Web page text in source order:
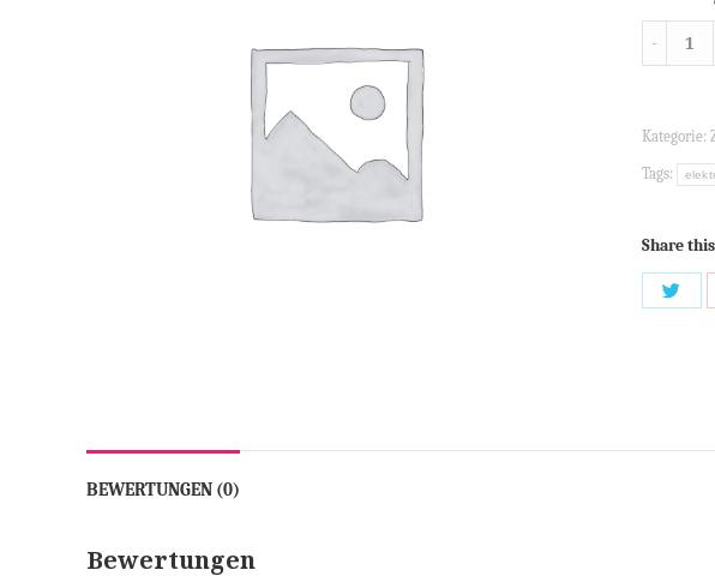
Menge
Kategorie:
Tags:
Share
Share
BEWERTUNGEN (0)
Bewertungen